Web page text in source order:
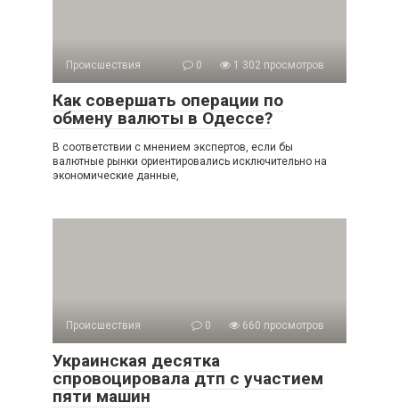
Происшествия 0 1 302 просмотров
Как совершать операции по
обмену валюты в Одессе?
В соответствии с мнением экспертов, если бы
валютные рынки ориентировались исключительно на
экономические данные,
Происшествия 0 660 просмотров
Украинская десятка
спровоцировала дтп с участием
пяти машин